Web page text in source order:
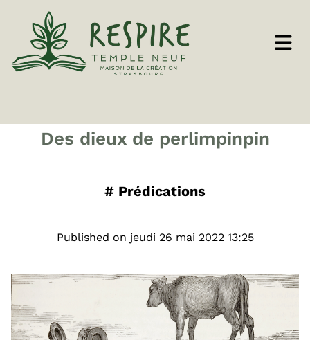
Des dieux de perlimpinpin
# Prédications
Published on jeudi 26 mai 2022 13:25